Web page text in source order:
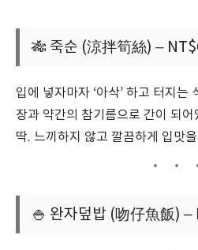
🎋 죽순 (涼拌筍絲) –
입에 넣자마자 ‘아삭’ 하고 터지는
장과 약간의 참기름으로 간이 되어
딱. 느끼하지 않고 깔끔하게 입맛
🍚 완자덮밥 (吻仔魚飯) –